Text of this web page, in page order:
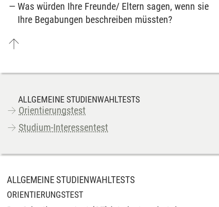
Was würden Ihre Freunde/ Eltern sagen, wenn sie
Ihre Begabungen beschreiben müssten?
ALLGEMEINE STUDIENWAHLTESTS
Orientierungstest
Studium-Interessentest
ALLGEMEINE STUDIENWAHLTESTS
ORIENTIERUNGSTEST